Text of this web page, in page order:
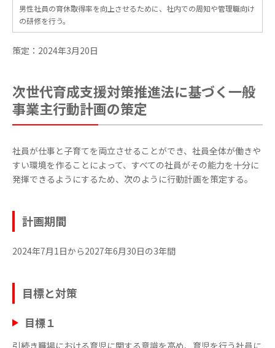
男性社員の育休取得率を向上させるために、社内での周知や管理職向け
の研修を行う。
策定：2024年3月20日
次世代育成支援対策推進法に基づく一般
事業主行動計画の策定
社員が仕事と子育てを両立させることができ、社員全体が働きや
すい環境を作ることによって、すべての社員がその能力を十分に
発揮できるようにするため、次のように行動計画を策定する。
計画期間
2024年7月1日から2027年6月30日の3年間
目標と対策
目標１